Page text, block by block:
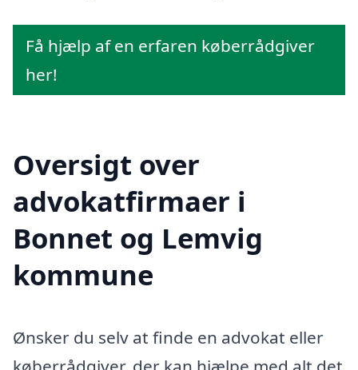
Få hjælp af en erfaren køberrådgiver
her!
Oversigt over
advokatfirmaer i
Bonnet og Lemvig
kommune
Ønsker du selv at finde en advokat eller